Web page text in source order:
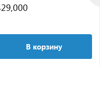
В корзину